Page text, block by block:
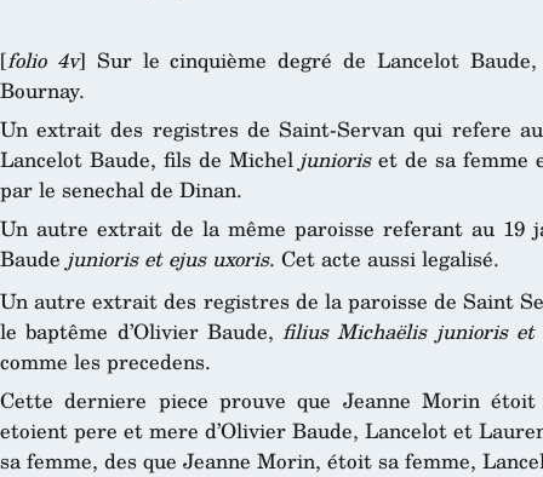
[folio 4v] Sur le cinquième degré de Lancelot
Bournay.
Un extrait des registres de Saint-Servan qui refere
Lancelot Baude, fils de Michel junioriset de sa femme
par le senechal de Dinan.
Un autre extrait de la même paroisse referant au 19
Baude junioris et ejus uxoris. Cet acte aussi legalisé.
Un autre extrait des registres de la paroisse de Saint
le baptême d’Olivier Baude, filius Michaëlis junioris et
comme les precedens.
Cette derniere piece prouve que Jeanne Morin
etoient pere et mere d’Olivier Baude, Lancelot et
sa femme, des que Jeanne Morin, étoit sa femme,